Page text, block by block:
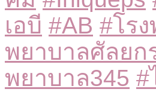
เอบี #AB #โร
พยาบาลศัลยก
พยาบาล345 #